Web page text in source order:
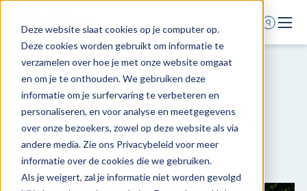
Deze website slaat cookies op je computer op.
Deze cookies worden gebruikt om informatie te
verzamelen over hoe je met onze website omgaat
en om je te onthouden. We gebruiken deze
informatie om je surfervaring te verbeteren en
personaliseren, en voor analyse en meetgegevens
over onze bezoekers, zowel op deze website als via
andere media. Zie ons Privacybeleid voor meer
informatie over de cookies die we gebruiken.
Als je weigert, zal je informatie niet worden gevolgd
Home
Nieuws
Over ons
Academy
Vacatures
Nieuws over werken bij
Sibbing